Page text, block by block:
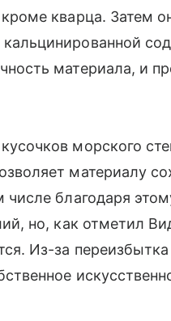
кварца. Затем
материала, и
морского
материалу
числе благодаря
но, как отметил
Из-за